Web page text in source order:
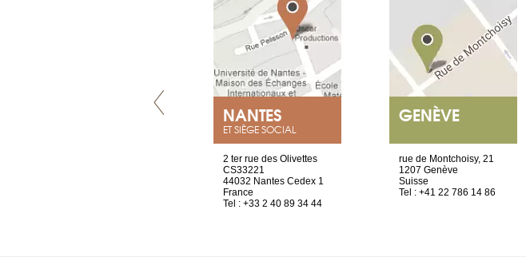
NANTES
ET SIÈGE SOCIAL
2 ter rue des Olivettes
CS33221
44032 Nantes Cedex 1
France
Tel : +33 2 40 89 34 44
GENÈVE
rue de Montchoisy, 21
1207 Genève
Suisse
Tel : +41 22 786 14 86